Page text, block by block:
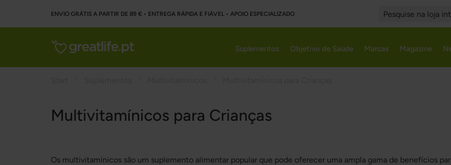
ENVIO GRÁTIS A PARTIR DE 89 € • ENTREGA RÁPIDA E FIÁVEL • APOIO ESPECIALIZADO
Suplementos Objetivo de Saúde Marcas Magazine
Multivitamínicos para Crianças
Os multivitamínicos são um suplemento alimentar popular que pode oferecer uma ampla gama de benefícios